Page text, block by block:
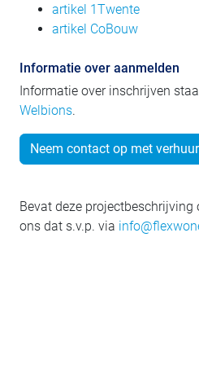
artikel 1Twente
artikel CoBouw
Informatie over aanmelden
Informatie over inschrijven
Welbions.
Neem contact op met
Bevat deze
ons dat s.v.p. via